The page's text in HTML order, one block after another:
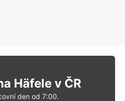
Häfele v ČR
den od 7:00.